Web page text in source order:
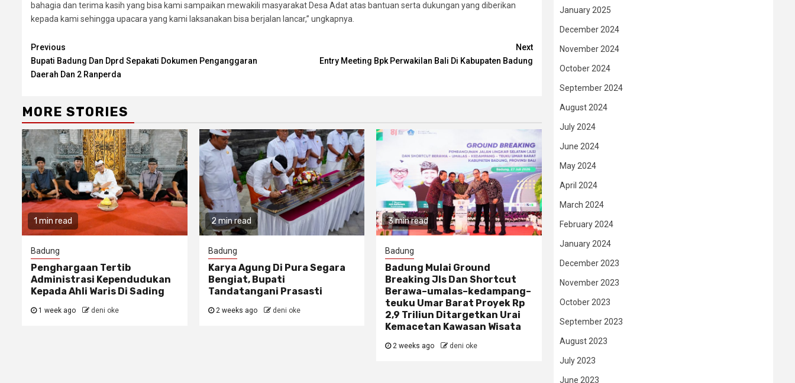
bahagia dan terima kasih yang bisa kami sampaikan mewakili masyarakat Desa Adat atas bantuan serta dukungan yang diberikan
kepada kami sehingga upacara yang kami laksanakan bisa berjalan lancar,” ungkapnya.
Continue
Reading
Previous
Bupati Badung Dan Dprd Sepakati Dokumen Penganggaran
Daerah Dan 2 Ranperda
Next
Entry Meeting Bpk Perwakilan Bali Di Kabupaten Badung
MORE STORIES
1 min read
Badung
Penghargaan Tertib
Administrasi Kependudukan
Kepada Ahli Waris Di Sading
1 week ago deni oke
2 min read
Badung
Karya Agung Di Pura Segara
Bengiat, Bupati
Tandatangani Prasasti
2 weeks ago deni oke
3 min read
Badung
Badung Mulai Ground
Breaking Jls Dan Shortcut
Berawa–umalas–kedampang–
teuku Umar Barat Proyek Rp
2,9 Triliun Ditargetkan Urai
Kemacetan Kawasan Wisata
2 weeks ago deni oke
January 2025
December 2024
November 2024
October 2024
September 2024
August 2024
July 2024
June 2024
May 2024
April 2024
March 2024
February 2024
January 2024
December 2023
November 2023
October 2023
September 2023
August 2023
July 2023
June 2023